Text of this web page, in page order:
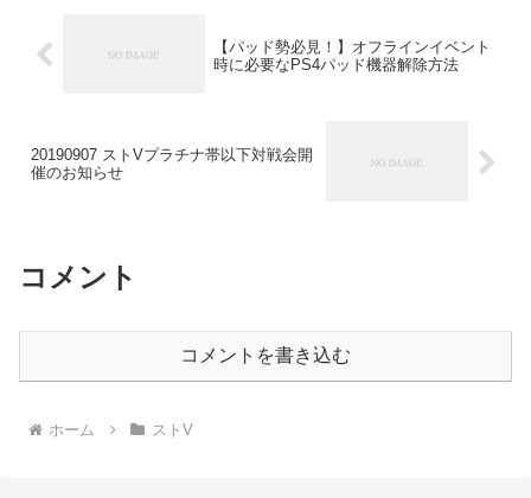
【パッド勢必見！】オフラインイベント
時に必要なPS4パッド機器解除方法
20190907 ストVプラチナ帯以下対戦会開
催のお知らせ
コメント
コメントを書き込む
ホーム ストV